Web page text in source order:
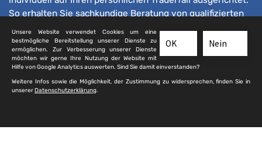
So erhalten Sie sachkundige Beratung von qualifizierten
Nein
OK
Unsere Website verwendet Cookies um eine
bestmögliche Bereitstellung unserer Dienste zu
ermöglichen. Zur Verbesserung unserer Dienste
möchten wir gerne Ihre Nutzung der Website mit
Hilfe von Google Analytics auswerten. Sind Sie damit einverstanden?
Weitere Infos sowie die Möglichkeit, der Zustimmung zu widersprechen, finden Sie in
unsererDatenschutzerklärung.